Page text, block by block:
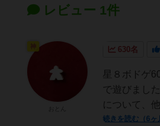
レビュー 1件
630名
星８ボドゲ
で遊びまし
について、
続きを読む（6ヶ